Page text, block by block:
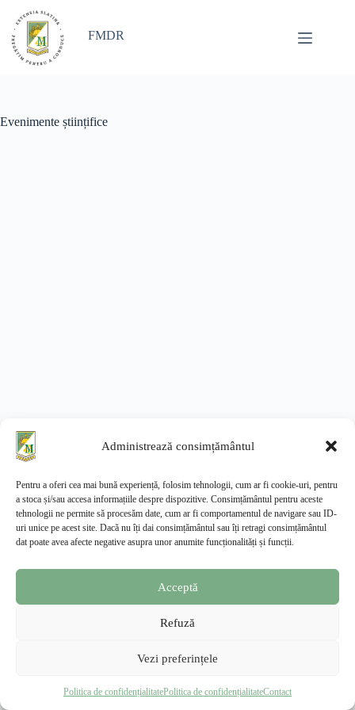
Administrează consimțământul
Pentru a oferi cea mai bună experiență, folosim tehnologii, cum ar fi cookie-uri, pentru
a stoca și/sau accesa informațiile despre dispozitive. Consimțământul pentru aceste
tehnologii ne permite să procesăm date, cum ar fi comportamentul de navigare sau ID-
uri unice pe acest site. Dacă nu îți dai consimțământul sau îți retragi consimțământul
dat poate avea afecte negative asupra unor anumite funcționalități și funcții.
Acceptă
Refuză
Vezi preferințele
Politica de confidențialitatePolitica de confidențialitateContact
conținut
FMDR
Evenimente științifice
Extensia Slatina, USAMV București